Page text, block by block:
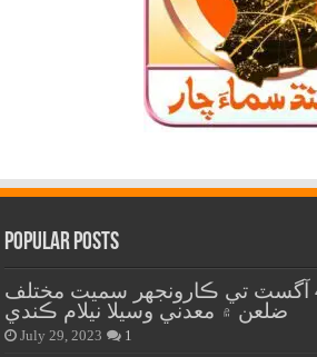
Popular Posts
سنڌ حڪومت 4 آگسٽ تي ڪارونجهر سميت مختلف
ضلعن ۾ معدني وسيلا نيلام ڪندي
July 29, 2023 1